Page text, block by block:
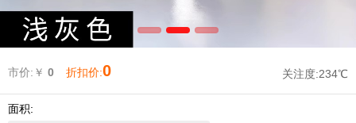
市价:￥ 0 折扣价:0 关注度:234℃
面积: